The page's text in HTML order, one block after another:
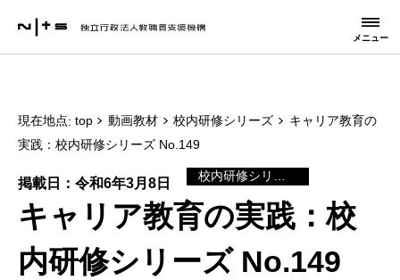
メニュー
現在地点 top 動画教材 校内研修シリーズ
キャリア教育の
実践：校内研修シリーズ No.149
掲載日：令和6年3月8日
キャリア教育の実践：校
内研修シリーズ No.149